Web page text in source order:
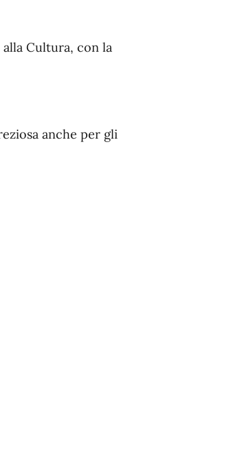
alla Cultura, con la
anche per gli